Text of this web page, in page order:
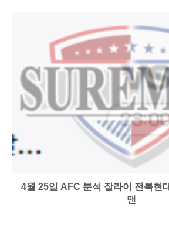
4월 25일 AFC 분석 잘라이 전북현
맨